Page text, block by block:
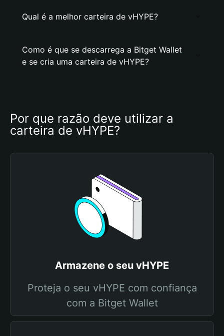
Qual é a melhor carteira de vHYPE?
Como é que se descarrega a Bitget Wallet
e se cria uma carteira de vHYPE?
Por que razão deve utilizar a
carteira de vHYPE?
Armazene o seu vHYPE
Proteja o seu vHYPE com confiança
com a Bitget Wallet